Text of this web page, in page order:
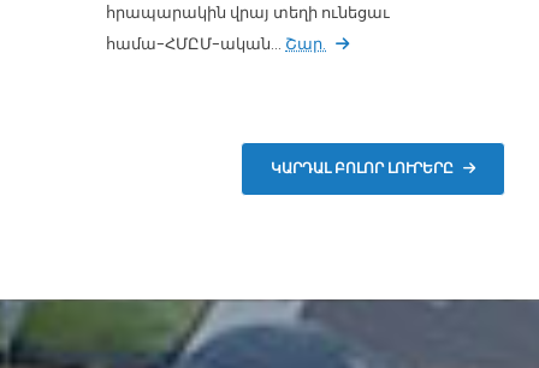
հրապարակին վրայ տեղի ունեցաւ
համա-ՀՄԸՄ-ական... Շար.
ԿԱՐԴԱԼ ԲՈԼՈՐ ԼՈՒՐԵՐԸ